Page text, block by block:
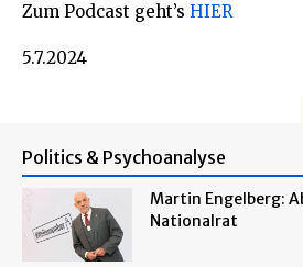
Zum Podcast geht’s HIER
5.7.2024
Politics & Psychoanalyse
Martin Engelberg:
Nationalrat